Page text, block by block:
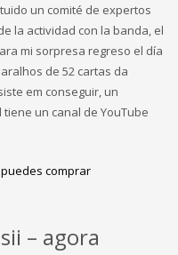
un comité de expertos
la actividad con la banda, el
mi sorpresa regreso el día
de 52 cartas da
em conseguir, un
un canal de YouTube
comprar
– agora